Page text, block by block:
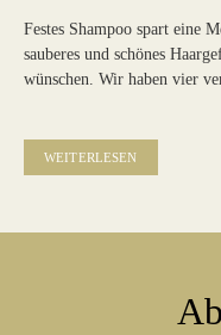
Festes Shampoo spart eine
sauberes und schönes
wünschen. Wir haben vier
WEITERLESEN